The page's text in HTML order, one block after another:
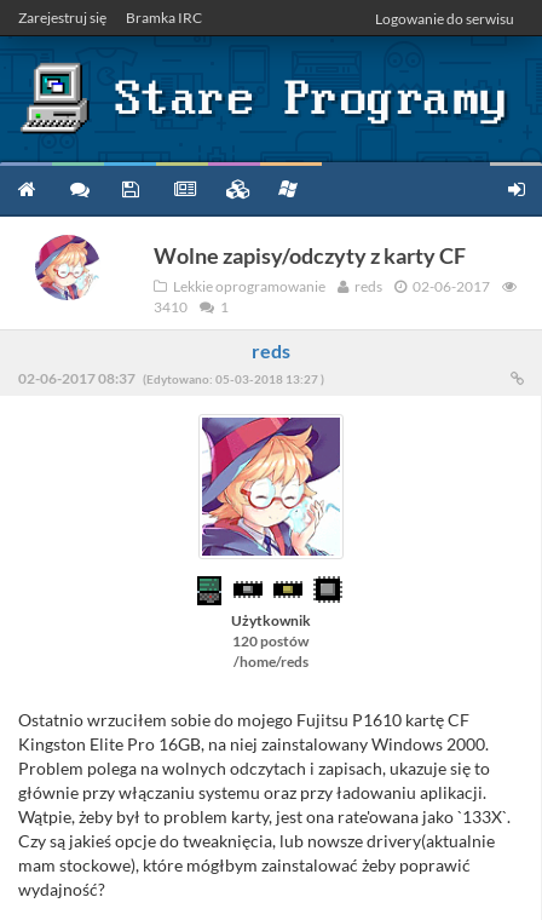
Zarejestruj się Bramka IRC Logowanie do serwisu
Wolne zapisy/odczyty z karty CF
Lekkie oprogramowanie reds
02-06-2017
3410
1
reds
02-06-2017 08:37 (Edytowano: 05-03-2018 13:27 )
Użytkownik
120 postów
/home/reds
Ostatnio wrzuciłem sobie do mojego Fujitsu P1610 kartę CF
Kingston Elite Pro 16GB, na niej zainstalowany Windows 2000.
Problem polega na wolnych odczytach i zapisach, ukazuje się to
głównie przy włączaniu systemu oraz przy ładowaniu aplikacji.
Wątpie, żeby był to problem karty, jest ona rate'owana jako `133X`.
Czy są jakieś opcje do tweaknięcia, lub nowsze drivery(aktualnie
mam stockowe), które mógłbym zainstalować żeby poprawić
wydajność?